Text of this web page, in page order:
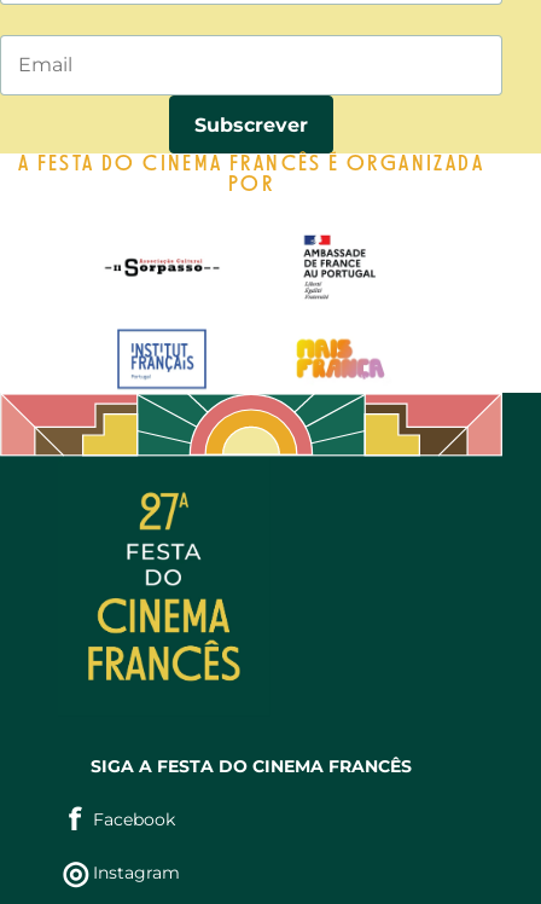
A FESTA DO CINEMA FRANCÊS É ORGANIZADA
POR
SIGA A FESTA DO CINEMA FRANCÊS
f Facebook
◎ Instagram